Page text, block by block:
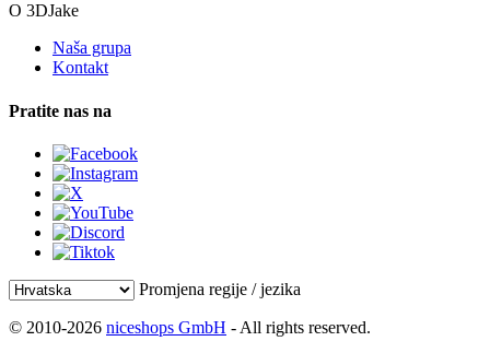
O 3DJake
Naša grupa
Kontakt
Pratite nas na
Promjena regije / jezika
© 2010-2026 niceshops GmbH - All rights reserved.